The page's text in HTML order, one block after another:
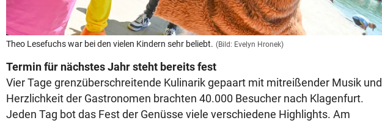
Theo Lesefuchs war bei den vielen Kindern sehr beliebt. (Bild: Evelyn Hronek)
Termin für nächstes Jahr steht bereits fest
Vier Tage grenzüberschreitende Kulinarik gepaart mit mitreißender Musik und
Herzlichkeit der Gastronomen brachten 40.000 Besucher nach Klagenfurt.
Jeden Tag bot das Fest der Genüsse viele verschiedene Highlights. Am